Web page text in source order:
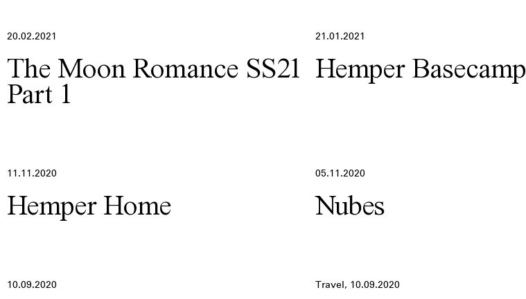
20.02.2021
The Moon Romance SS21
Part 1
21.01.2021
Hemper Basecamp
11.11.2020
Hemper Home
05.11.2020
Nubes
10.09.2020 Travel, 10.09.2020